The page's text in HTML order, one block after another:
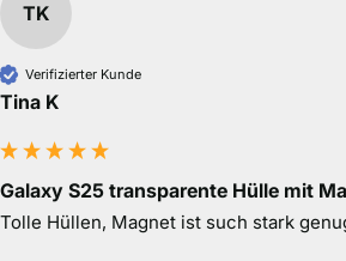
TK
Verifizierter Kunde
Tina K
Galaxy S25 transparente Hülle mit
Tolle Hüllen, Magnet ist such stark